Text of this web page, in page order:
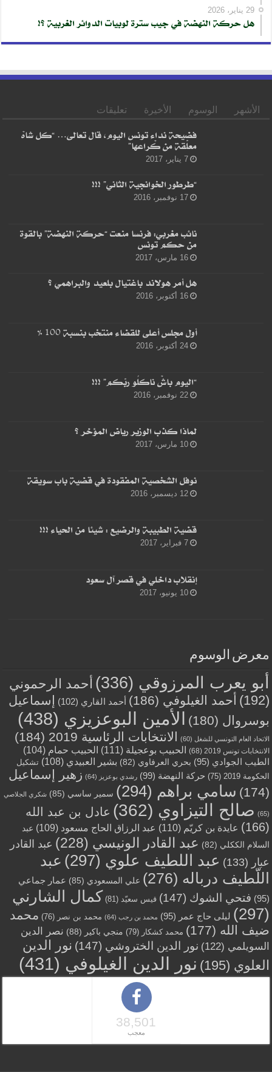
29 يناير، 2026
هل حركة النهضة في جيب سترة لوبيات الدوائر الغربية ؟!
الأشهر الوسوم الأخيرة تعليقات
فضيحة نداء تونس اليوم، قال تعالى… “كل شاهْ
معلّقة من كْراعها”
7 يناير، 2017
“طرطور الخوانجية الثاني” !!!
17 نوفمبر، 2016
نائب مغربي: فرنسا منعت “حركة النهضة” بالقوة
من حكم تونس
16 مارس، 2017
هل أمر هولاند باغتيال بلعيد والبراهمي ؟
16 أكتوبر، 2016
أول مجلس أعلى للقضاء منتخب بنسبة 100 %
24 أكتوبر، 2016
“اليوم باشْ ناكلُو ربّكم” !!!
22 نوفمبر، 2016
لماذا كذب الوزير رياض المؤخر ؟
10 مارس، 2017
نوفل الشخصية المفقودة في قضية باب سويقة
12 ديسمبر، 2016
قضية الطبيبة والرضيع : شيئا من الحياء !!!
7 فبراير، 2017
إنقلاب داخلي في قصر آل سعود
10 يونيو، 2017
معرض الوسوم
أبو يعرب المرزوقي (336)
أحمد الرحموني
(192)
أحمد الغيلوفي (186) أحمد القاري (102)
إسماعيل
بوسروال (180) الأمين البوعزيزي (438)
الاتحاد العام التونسي للشغل (60) الانتخابات الرئاسية 2019 (184)
الانتخابات تونس 2019 (68) الحبيب بوعجيلة (111) الحبيب حمام (104)
الطيب الجوادي (95) بحري العرفاوي (82) بشير العبيدي (108)
تشكيل
الحكومة 2019
(75) حركة النهضة (99) رشدي بوعزيز (64)
زهير إسماعيل
(174)
سامي براهم (294) سمير ساسي (85) شكري الجلاصي
(65) صالح التيزاوي (362)
عادل بن عبد الله
(166)
عايدة بن كريّم (110) عبد الرزاق الحاج مسعود (109)
عبد
السلام الككلي (82) عبد القادر الونيسي (228)
عبد القادر
عبار (133) عبد اللطيف علوي (297)
عبد
اللّطيف درباله (276) علي المسعودي (85)
عمار جماعي
(95)
فتحي الشوك (147) قيس سعيّد (81)
كمال الشارني
(297)
ليلى حاج عمر (95) محمد بن رجب (64) محمد بن نصر (76)
محمد
ضيف الله (177) محمد كشكار (79) منجي باكير (88)
نصر الدين
السويلمي (122) نور الدين الختروشي (147)
نور الدين
العلوي (195) نور الدين الغيلوفي (431)
38,501
معجب